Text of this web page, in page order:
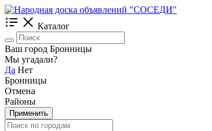
Каталог
Ваш город Бронницы
Мы угадали?
Да Нет
Бронницы
Отмена
Районы
Применить